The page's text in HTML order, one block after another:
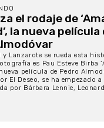
el rodaje de
la nueva película
y Lanzarote se rueda esta
es Pau Esteve Birba
película de Pedro
El Deseo, se ha empezado a
por Bárbara Lennie,